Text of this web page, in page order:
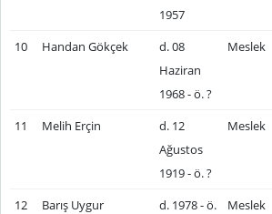
1957
10 Handan Gökçek
d. 08
Haziran
1968 - ö. ?
Meslek
11 Melih Erçin
d. 12
Ağustos
1919 - ö. ?
Meslek
12 Barış Uygur
d. 1978 - ö.
Meslek